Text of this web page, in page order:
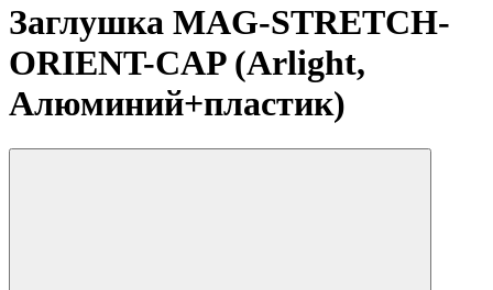
Заглушка MAG-STRETCH-
ORIENT-CAP (Arlight,
Алюминий+пластик)